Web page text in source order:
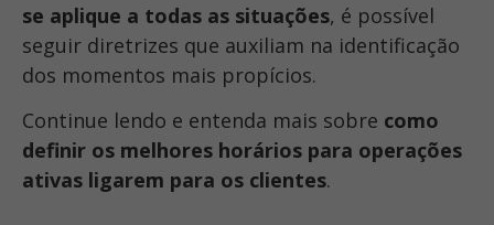
se aplique a todas as situações, é possível
seguir diretrizes que auxiliam na identificação
dos momentos mais propícios.
Continue lendo e entenda mais sobre como
definir os melhores horários para operações
ativas ligarem para os clientes.